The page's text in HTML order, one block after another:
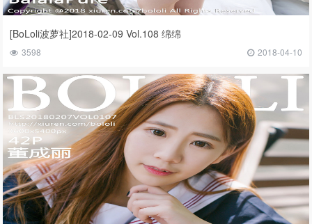
[BoLoli波萝社]2018-02-09 Vol.108 绵绵
3598 2018-04-10